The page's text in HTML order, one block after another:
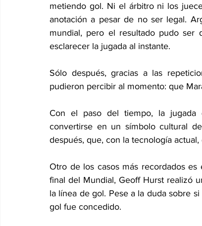
metiendo gol. Ni el árbitro ni los
anotación a pesar de no ser legal.
mundial, pero el resultado pudo ser
esclarecer la jugada al instante.
Sólo después, gracias a las
pudieron percibir al momento: que
Con el paso del tiempo, la jugada
convertirse en un símbolo cultural
después, que, con la tecnología
Otro de los casos más recordados es
final del Mundial, Geoff Hurst realizó
la línea de gol. Pese a la duda sobre
gol fue concedido.